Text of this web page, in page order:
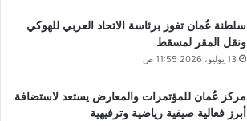
سلطنة عُمان تفوز برئاسة الاتحاد العربي للهوكي
ونقل المقر لمسقط
13 يوليو، 2026 11:55 ص
مركز عُمان للمؤتمرات والمعارض يستعد لاستضافة
أبرز فعالية صيفية رياضية وترفيهية